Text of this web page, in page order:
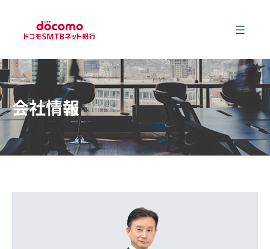
会社情報
事業内容
サステナビリティ
会社情報